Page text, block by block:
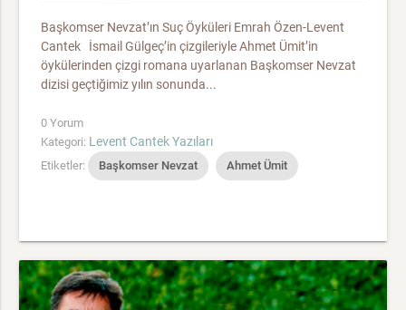
Başkomser Nevzat’ın Suç Öyküleri Emrah Özen-Levent
Cantek İsmail Gülgeç’in çizgileriyle Ahmet Ümit’in
öykülerinden çizgi romana uyarlanan Başkomser Nevzat
dizisi geçtiğimiz yılın sonunda...
0 Yorum
Kategori: Levent Cantek Yazıları
Etiketler: Başkomser Nevzat Ahmet Ümit